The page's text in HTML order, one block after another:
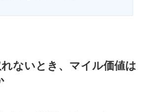
ないとき、マイル価値は